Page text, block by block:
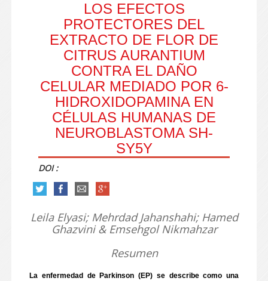
LOS EFECTOS
PROTECTORES DEL
EXTRACTO DE FLOR DE
CITRUS AURANTIUM
CONTRA EL DAÑO
CELULAR MEDIADO POR 6-
HIDROXIDOPAMINA EN
CÉLULAS HUMANAS DE
NEUROBLASTOMA SH-
SY5Y
DOI :
Leila Elyasi; Mehrdad Jahanshahi; Hamed
Ghazvini & Emsehgol Nikmahzar
Resumen
La enfermedad de Parkinson (EP) se describe como una